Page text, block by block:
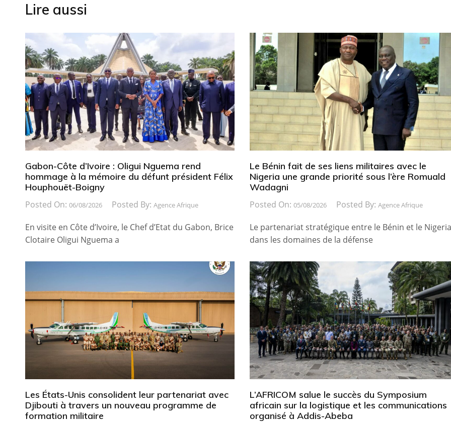
Lire aussi
Gabon-Côte d’Ivoire : Oligui Nguema rend
hommage à la mémoire du défunt président Félix
Houphouët-Boigny
Posted On: 06/08/2026 Posted By: Agence Afrique
En visite en Côte d’Ivoire, le Chef d’Etat du Gabon, Brice
Clotaire Oligui Nguema a
Le Bénin fait de ses liens militaires avec le
Nigeria une grande priorité sous l’ère Romuald
Wadagni
Posted On: 05/08/2026 Posted By: Agence Afrique
Le partenariat stratégique entre le Bénin et le Nigeria
dans les domaines de la défense
Les États-Unis consolident leur partenariat avec
Djibouti à travers un nouveau programme de
formation militaire
L’AFRICOM salue le succès du Symposium
africain sur la logistique et les communications
organisé à Addis-Abeba